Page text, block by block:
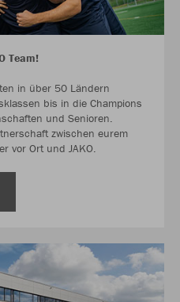
Team!
in über 50 Ländern
bis in die Champions
und Senioren.
zwischen eurem
vor Ort und JAKO.